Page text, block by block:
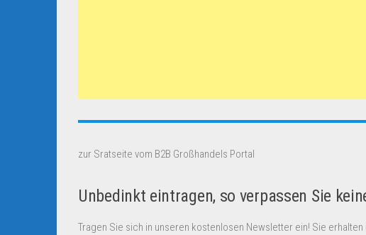
zur Sratseite vom B2B Großhandels Portal
Unbedinkt eintragen, so verpassen Sie
Tragen Sie sich in unseren kostenlosen Newsletter ein! Sie